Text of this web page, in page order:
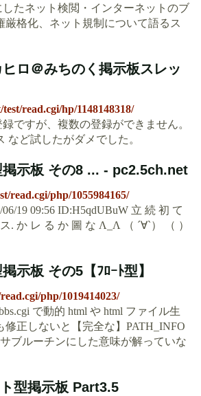
たネット検閲・インターネットのブ
厳格化、ネット規制について語るス
ロ＠みちのく掲示板スレッ
read.cgi/hp/1148148318/
録ですが、複数の登録ができません。
など試したがダメでした。
掲示板 その8 ... - pc2.5ch.net
read.cgi/php/1055984165/
19 09:56 ID:H5qdUBuW 立 続 初 て
. か レ る か 圖 な Λ_Λ （ ´∀`） （ ）
掲示板 その5【ﾌﾛｰﾄ型】
php/1019414023/
で動的 html や html ファイル生
修正しないと【完全な】PATH_INFO
ブルーチンにした意味が解っていな
型掲示板 Part3.5